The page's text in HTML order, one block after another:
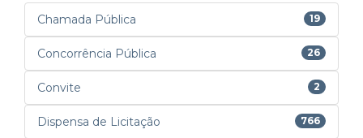
Chamada Pública 19
Concorrência Pública 26
Convite 2
Dispensa de Licitação 766